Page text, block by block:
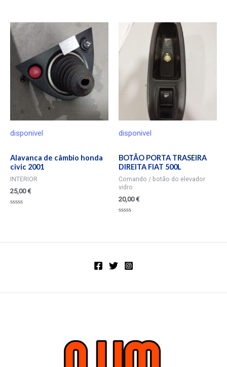
disponivel
Alavanca de câmbio honda
civic 2001
INTERIOR
25,00€
disponivel
BOTÃO PORTA TRASEIRA
DIREITA FIAT 500L
Comando / botão do elevador
vidro
20,00€
5